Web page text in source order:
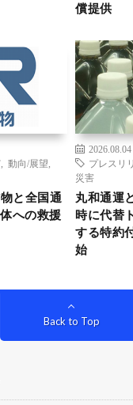
償提供
動向/展望
と全国通
への救援
2026.08.04
プレスリ
災害
丸和通運
時に代替
する特約
始
Back to Top